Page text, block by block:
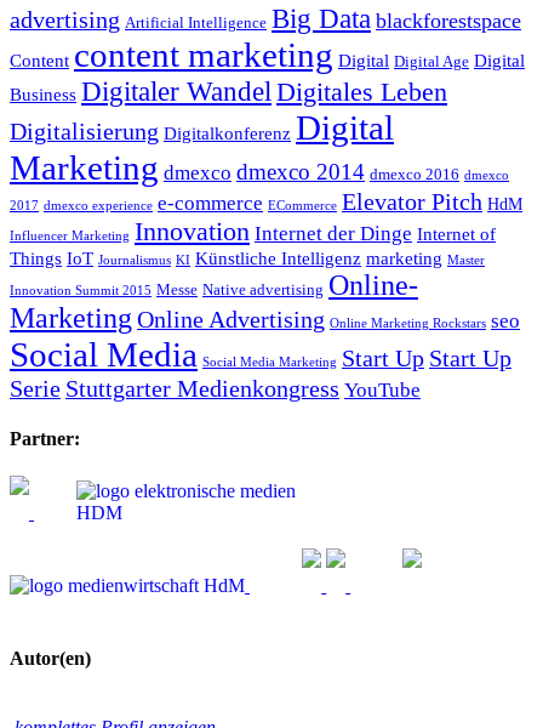
advertising Artificial Intelligence Big Data blackforestspace
Content content marketing Digital Digital Age Digital
Business Digitaler Wandel Digitales Leben
Digitalisierung Digitalkonferenz Digital
Marketing dmexco dmexco 2014 dmexco 2016 dmexco
2017 dmexco experience e-commerce ECommerce Elevator Pitch HdM
Influencer Marketing Innovation Internet der Dinge Internet of
Things IoT Journalismus KI Künstliche Intelligenz marketing Master
Innovation Summit 2015 Messe Native advertising Online-
Marketing Online Advertising Online Marketing Rockstars seo
Social Media Social Media Marketing Start Up Start Up
Serie Stuttgarter Medienkongress YouTube
Partner:
Autor(en)